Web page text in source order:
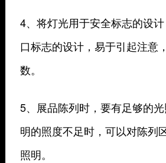
4、将灯光用于安全标志的设
口标志的设计，易于引起注意
数。
5、展品陈列时，要有足够的
明的照度不足时，可以对陈列
照明。